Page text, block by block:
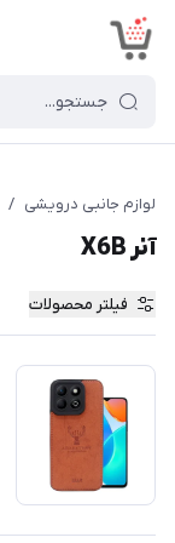
لوازم جانبی درویشی /
آنر X6B
فیلتر محصولات